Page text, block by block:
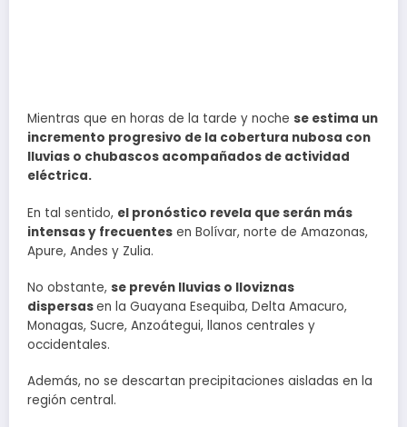
Mientras que en horas de la tarde y noche se estima un
incremento progresivo de la cobertura nubosa con
lluvias o chubascos acompañados de actividad
eléctrica.
En tal sentido, el pronóstico revela que serán más
intensas y frecuentes en Bolívar, norte de Amazonas,
Apure, Andes y Zulia.
No obstante, se prevén lluvias o lloviznas
dispersasen la Guayana Esequiba, Delta Amacuro,
Monagas, Sucre, Anzoátegui, llanos centrales y
occidentales.
Además, no se descartan precipitaciones aisladas en la
región central.